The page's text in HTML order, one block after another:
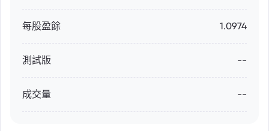
每股盈餘 1.0974
測試版 --
成交量 --